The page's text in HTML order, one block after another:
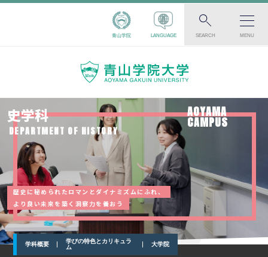
青山学院 LANGUAGE SEARCH MENU
史学科
DEPARTMENT OF HISTORY
AOYAMA
CAMPUS
歴史に秘められたロマンとダイナミズムにふれ、
より良い未来を築く洞察力を養おう
学科概要
学びの特色とカリキュラ
ム
大学院